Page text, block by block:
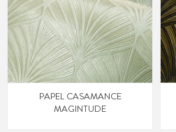
PAPEL CASAMANCE
MAGINTUDE